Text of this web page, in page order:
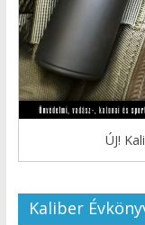
ÚJ!
Kaliber